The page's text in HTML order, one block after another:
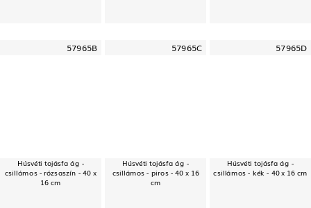
57965B
Húsvéti tojásfa ág -
csillámos - rózsaszín - 40 x
16 cm
57965C
Húsvéti tojásfa ág -
csillámos - piros - 40 x 16
cm
57965D
Húsvéti tojásfa ág -
csillámos - kék - 40 x 16 cm